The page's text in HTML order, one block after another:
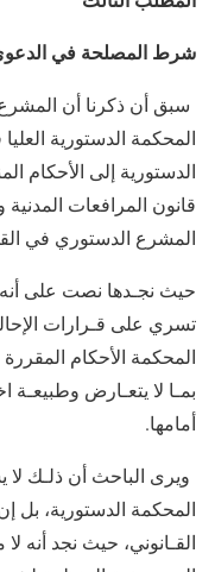
شرط المصلحة في
سبق أن ذكرنا أن
المحكمة الدستورية
الدستورية إلى الأحكام
قانون المرافعات المدنية
المشرع الدستوري في
حيث نجـدها نصت على
تسري على قـرارات
المحكمة الأحكام
بمـا لا يتعـارض
أمامها.
ويرى الباحث أن ذلـك
المحكمة الدستورية، بل
القـانوني، حيث نجد أنه